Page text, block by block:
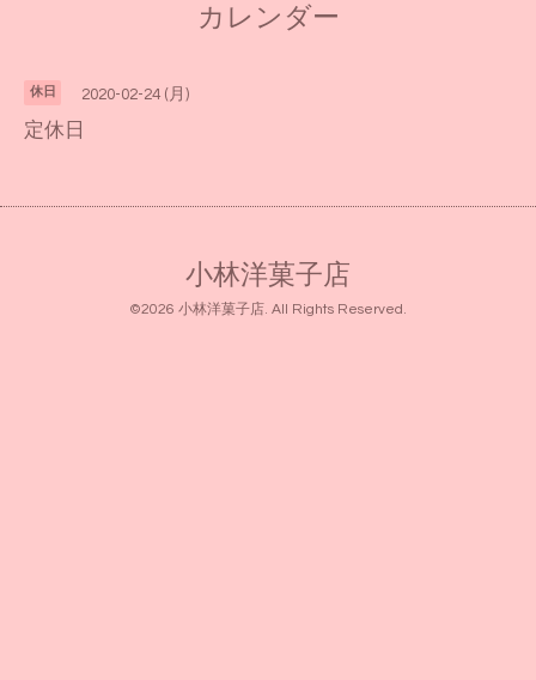
カレンダー
休日 2020-02-24 (月)
定休日
小林洋菓子店
©2026 小林洋菓子店. All Rights Reserved.